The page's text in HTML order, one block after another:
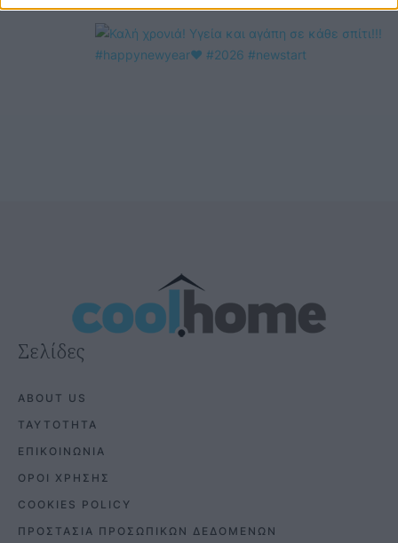
Σελίδες
ABOUT US
ΤΑΥΤΟΤΗΤΑ
ΕΠΙΚΟΙΝΩΝΙΑ
ΟΡΟΙ ΧΡΗΣΗΣ
COOKIES POLICY
ΠΡΟΣΤΑΣΙΑ ΠΡΟΣΩΠΙΚΩΝ ΔΕΔΟΜΕΝΩΝ